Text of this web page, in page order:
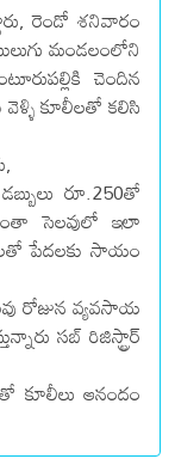
రెండో శనివారం
మండలంలోని
చెందిన
కూలీలతో కలిసి
రూ.250తో
సెలవులో ఇలా
పేదలకు సాయం
రోజున వ్యవసాయ
సబ్ రిజిస్ట్రార్
ఆనందం